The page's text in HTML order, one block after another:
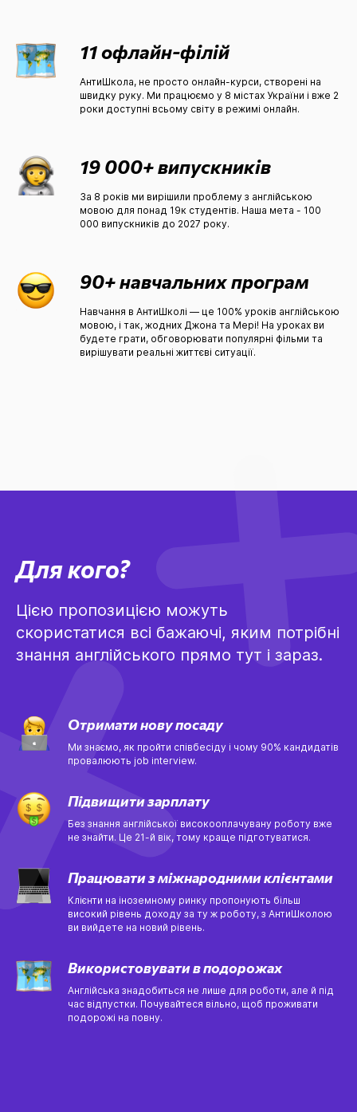
11 офлайн-філій
АнтиШкола, не просто онлайн-курси, створені на
швидку руку. Ми працюємо у 8 містах України і вже 2
роки доступні всьому світу в режимі онлайн.
19 000+ випускників
За 8 років ми вирішили проблему з англійською
мовою для понад 19к студентів. Наша мета - 100
000 випускників до 2027 року.
90+ навчальних програм
Навчання в АнтиШколі — це 100% уроків англійською
мовою, і так, жодних Джона та Мері! На уроках ви
будете грати, обговорювати популярні фільми та
вирішувати реальні життєві ситуації.
Для кого?
Цією пропозицією можуть
скористатися всі бажаючі, яким потрібні
знання англійського прямо тут і зараз.
Отримати нову посаду
Ми знаємо, як пройти співбесіду і чому 90% кандидатів
провалюють job interview.
Підвищити зарплату
Без знання англійської високооплачувану роботу вже
не знайти. Це 21-й вік, тому краще підготуватися.
Працювати з міжнародними клієнтами
Клієнти на іноземному ринку пропонують більш
високий рівень доходу за ту ж роботу, з АнтиШколою
ви вийдете на новий рівень.
Використовувати в подорожах
Англійська знадобиться не лише для роботи, але й під
час відпустки. Почувайтеся вільно, щоб проживати
подорожі на повну.